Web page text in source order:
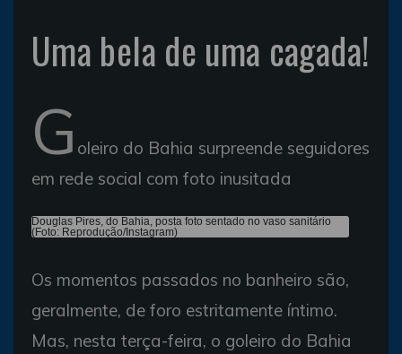
Uma bela de uma cagada!
G oleiro do Bahia surpreende seguidores
em rede social com foto inusitada
Douglas Pires, do Bahia, posta foto sentado no vaso sanitário
(Foto: Reprodução/Instagram)
Os momentos passados no banheiro são,
geralmente, de foro estritamente íntimo.
Mas, nesta terça-feira, o goleiro do Bahia